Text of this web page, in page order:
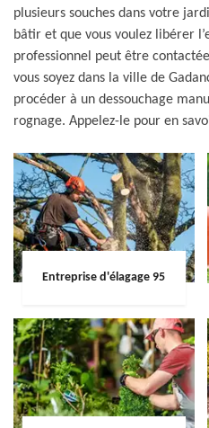
plusieurs souches dans votre
bâtir et que vous voulez libérer
professionnel peut être
vous soyez dans la ville de
procéder à un dessouchage
rognage. Appelez-le pour en
Entreprise d'élagage 95